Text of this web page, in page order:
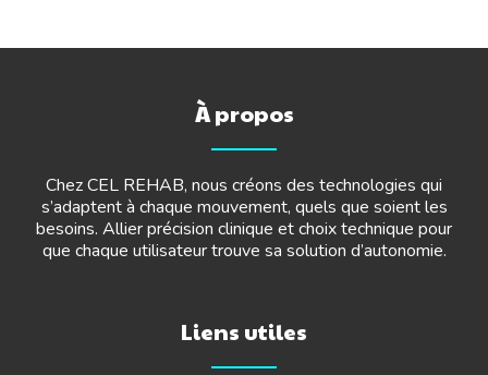
À propos
Chez CEL REHAB, nous créons des technologies qui
s’adaptent à chaque mouvement, quels que soient les
besoins. Allier précision clinique et choix technique pour
que chaque utilisateur trouve sa solution d’autonomie.
Liens utiles